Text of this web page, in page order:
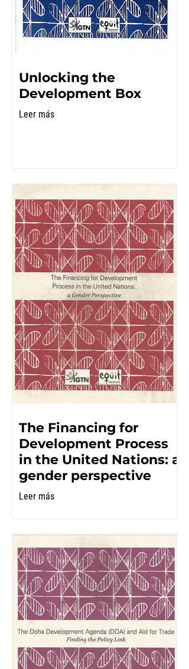
Unlocking the
Development Box
Leer más
The Financing for
Development Process
in the United Nations: a
gender perspective
Leer más